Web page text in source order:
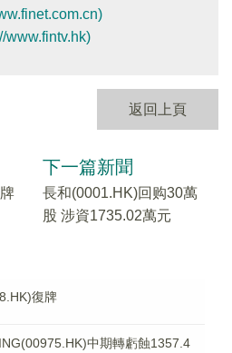
www.fintv.hk)
返回上頁
下一篇新聞
長和(0001.HK)回购30萬
股 涉資1735.02萬元
復牌
中期轉虧蝕1357.4